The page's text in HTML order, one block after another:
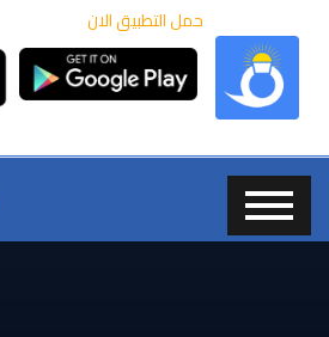
حمل التطبيق الان